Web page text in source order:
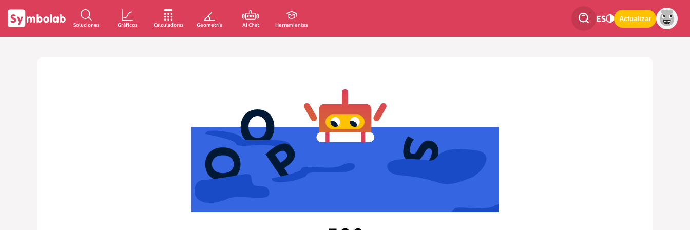
Soluciones Gráficos Calculadoras Geometría AI Chat Herramientas
ES Actualizar